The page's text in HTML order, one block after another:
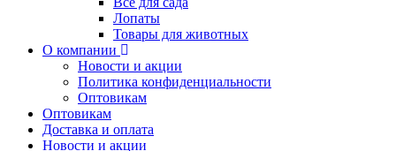
Лопаты
Товары для животных
О компании
Новости и акции
Политика конфиденциальности
Оптовикам
Оптовикам
Доставка и оплата
Новости и акции